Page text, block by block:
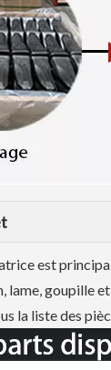
est
lame, goupille
la liste des